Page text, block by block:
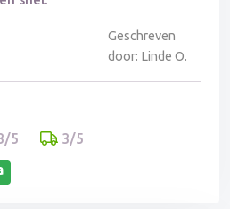
Geschreven
door: Linde O.
5
3/5